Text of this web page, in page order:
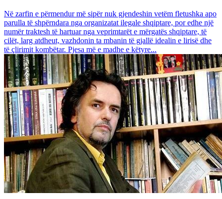
Në zarfin e përmendur më sipër nuk gjendeshin vetëm fletushka apo
parulla të shpërndara nga organizatat ilegale shqiptare, por edhe një
numër traktesh të hartuar nga veprimtarët e mërgatës shqiptare, të
cilët, larg atdheut, vazhdonin ta mbanin të gjallë idealin e lirisë dhe
të çlirimit kombëtar. Pjesa më e madhe e këtyre...